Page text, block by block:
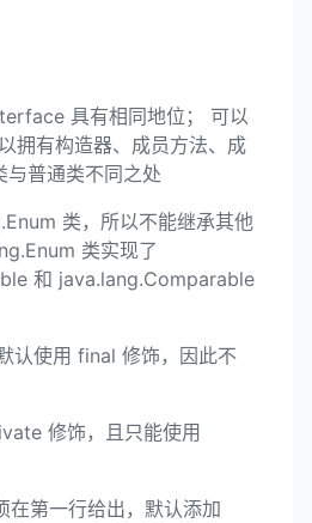
具有相同地位； 可以
拥有构造器、成员方法、成
与普通类不同之处
类，所以不能继承其他
类实现了
和 java.lang.Comparable
认使用 final 修饰，因此不
修饰，且只能使用
在第一行给出，默认添加